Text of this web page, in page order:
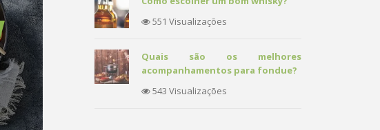
551 Visualizações
Quais são os melhores
acompanhamentos para fondue?
543 Visualizações